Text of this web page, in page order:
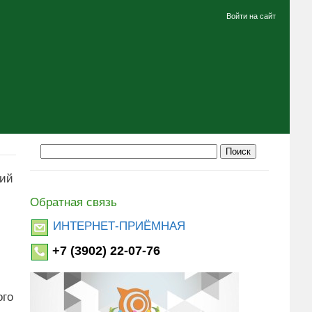
Войти на сайт
Обратная связь
ИНТЕРНЕТ-ПРИЁМНАЯ
+7 (3902) 22-07-76